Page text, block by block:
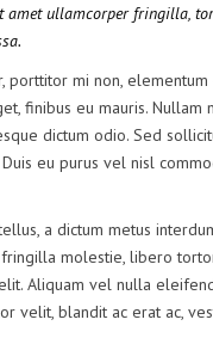
amet ullamcorper fringilla,
porttitor mi non, elementum
finibus eu mauris. Nullam
dictum odio. Sed
eu purus vel nisl
a dictum metus
molestie, libero
Aliquam vel nulla
velit, blandit ac erat ac,